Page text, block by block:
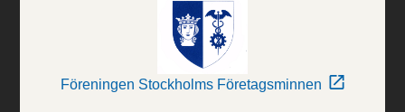
Föreningen Stockholms Företagsminnen